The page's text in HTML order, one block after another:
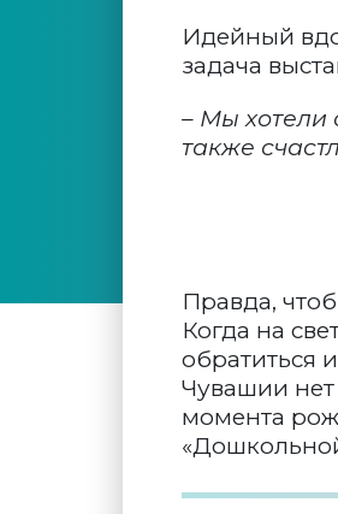
Идейный
задача
– Мы хотели
также
Правда,
Когда на
обратиться
Чувашии
момента